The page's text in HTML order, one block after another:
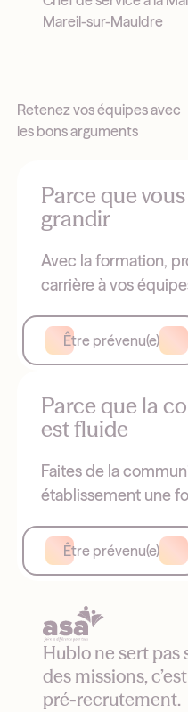
Mareil-sur-Mauldre
Retenez vos équipes avec
les bons arguments
Parce que
grandir
Avec la formation,
carrière à vos
Être prévenu(e)
Parce que la
est fluide
Faites de la
établissement une
Être prévenu(e)
Hublo ne sert pas
des missions,
pré-recrutement.